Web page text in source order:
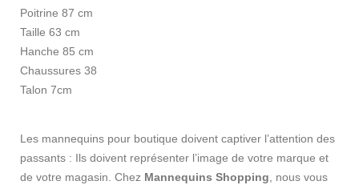
Poitrine 87 cm
Taille 63 cm
Hanche 85 cm
Chaussures 38
Talon 7cm
Les mannequins pour boutique doivent captiver l’attention des
passants : Ils doivent représenter l’image de votre marque et
de votre magasin. Chez Mannequins Shopping, nous vous